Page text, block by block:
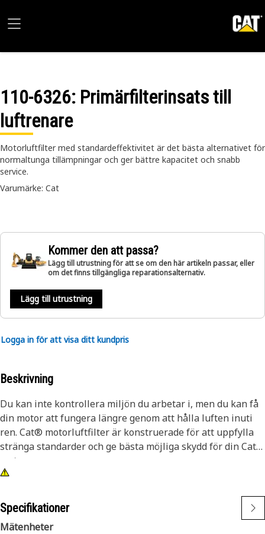
110-6326: Primärfilterinsats till
luftrenare
Motorluftfilter med standardeffektivitet är det bästa alternativet för
normaltunga tillämpningar och ger bättre kapacitet och snabb
service.
Varumärke: Cat
Kommer den att passa?
Lägg till utrustning för att se om den här artikeln passar, eller
om det finns tillgängliga reparationsalternativ.
Lägg till utrustning
Logga in för att visa ditt kundpris
Beskrivning
Du kan inte kontrollera miljön du arbetar i, men du kan få
din motor att fungera längre genom att hålla luften inuti
ren. Cat® motorluftfilter är konstruerade för att uppfylla
stränga standarder och ge bästa möjliga skydd för din Cat-
motor.
Specifikationer
Mätenheter